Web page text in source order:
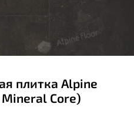
плитка Alpine
Core)